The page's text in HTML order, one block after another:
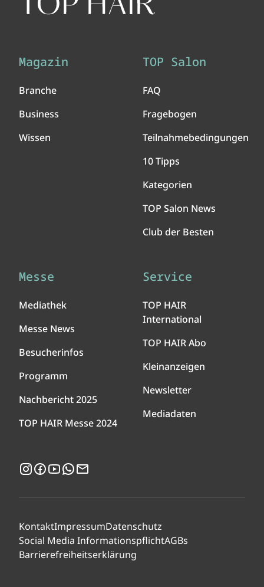
Magazin
Branche
Business
Wissen
TOP Salon
FAQ
Fragebogen
Teilnahmebedingungen
10 Tipps
Kategorien
TOP Salon News
Club der Besten
Messe
Mediathek
Messe News
Besucherinfos
Programm
Nachbericht 2025
TOP HAIR Messe 2024
Service
TOP HAIR
International
TOP HAIR Abo
Kleinanzeigen
Newsletter
Mediadaten
Instagram
Facebook
YouTubeWhatsApp
KontaktImpressumDatenschutz
Social Media InformationspflichtAGBs
Barrierefreiheitserklärung